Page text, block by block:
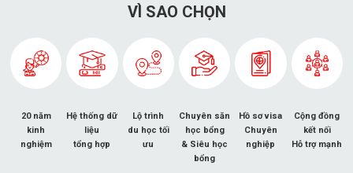
VÌ SAO CHỌN
20 năm
kinh
nghiệm
Hệ thống dữ
liệu
tổng hợp
Lộ trình
du học tối
ưu
Chuyên săn
học bổng
& Siêu học
bổng
Hồ sơ visa
Chuyên
nghiệp
Cộng đồng
kết nối
Hỗ trợ mạnh